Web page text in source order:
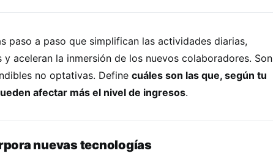
paso a paso que simplifican las actividades diarias,
aceleran la inmersión de los nuevos colaboradores. Son
no optativas. Define cuáles son las que, según tu
afectar más el nivel de ingresos.
nuevas tecnologías